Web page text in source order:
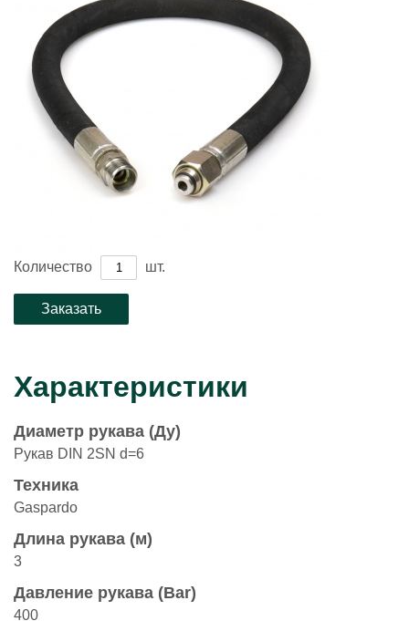
Количество шт.
Характеристики
Диаметр рукава (Ду)
Рукав DIN 2SN d=6
Техника
Gaspardo
Длина рукава (м)
3
Давление рукава (Bar)
400